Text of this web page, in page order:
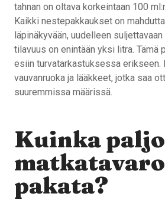
tahnan on oltava korkeintaan 100
Kaikki nestepakkaukset on
läpinäkyvään, uudelleen
tilavuus on enintään yksi litra. Tämä
esiin turvatarkastuksessa erikseen.
vauvanruoka ja lääkkeet, jotka saa
suuremmissa määrissä.
Kuinka
pakata?